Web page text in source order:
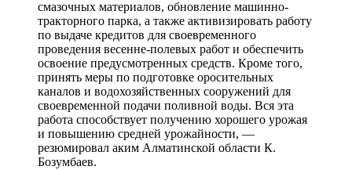
смазочных материалов, обновление машинно-
тракторного парка, а также активизировать работу
по выдаче кредитов для своевременного
проведения весенне-полевых работ и обеспечить
освоение предусмотренных средств. Кроме того,
принять меры по подготовке оросительных
каналов и водохозяйственных сооружений для
своевременной подачи поливной воды. Вся эта
работа способствует получению хорошего урожая
и повышению средней урожайности, —
резюмировал аким Алматинской области К.
Бозумбаев.